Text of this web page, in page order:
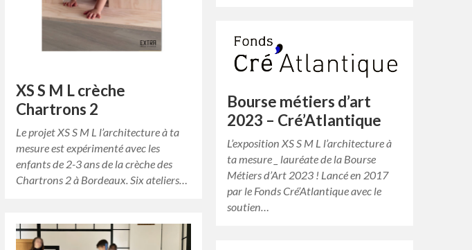
XS S M L crèche
Chartrons 2
Le projet XS S M L l’architecture à ta
mesure est expérimenté avec les
enfants de 2-3 ans de la crèche des
Chartrons 2 à Bordeaux. Six ateliers…
Bourse métiers d’art
2023 – Cré’Atlantique
L’exposition XS S M L l’architecture à
ta mesure _ lauréate de la Bourse
Métiers d’Art 2023 ! Lancé en 2017
par le Fonds Cré’Atlantique avec le
soutien…